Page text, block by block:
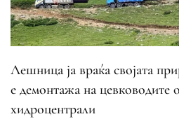
Лешница ја враќа својата
е демонтажа на цевководите
хидроцентрали